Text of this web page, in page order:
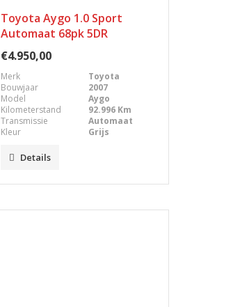
Toyota Aygo 1.0 Sport
Automaat 68pk 5DR
€4.950,00
Merk
Toyota
Bouwjaar
2007
Model
Aygo
Kilometerstand
92.996 Km
Transmissie
Automaat
Kleur
Grijs
Details